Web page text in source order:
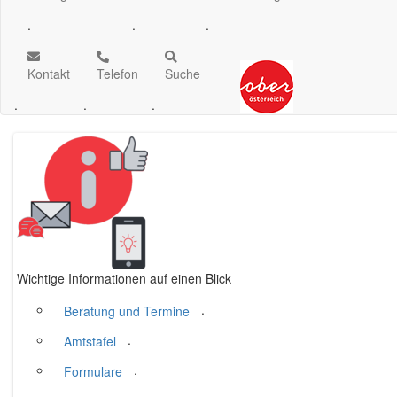
.
.
.
Kontakt
.
Telefon
.
Suche
.
Wichtige Informationen auf einen Blick
Beratung und Termine
.
Amtstafel
.
Formulare
.
(Quelle: Georg Schönhuber BH-Eferding)